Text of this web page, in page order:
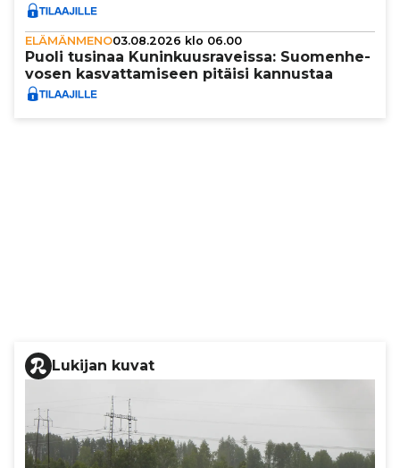
ELÄMÄNMENO03.08.2026 klo 06.00
Puoli tusinaa Kunin­kuus­ra­veissa: Suo­men­he­
vo­sen kas­vat­ta­mi­seen pitäisi kannustaa
Lukijan kuvat